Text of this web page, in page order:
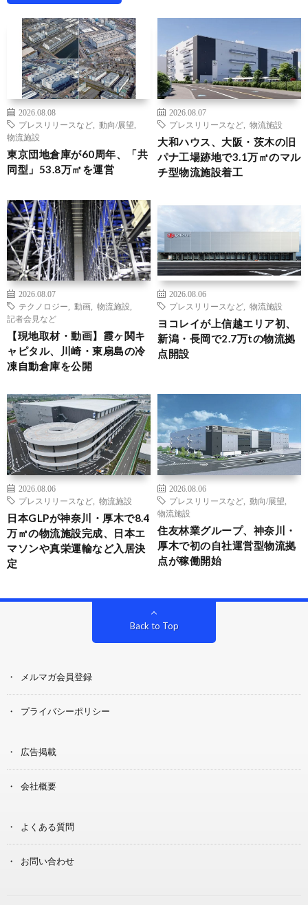
2026.08.08
プレスリリースなど
動向/展望
物流施設
東京団地倉庫が60周年、「共
同型」53.8万㎡を運営
2026.08.07
プレスリリースなど
物流施設
大和ハウス、大阪・茨木の旧
パナ工場跡地で3.1万㎡のマル
チ型物流施設着工
2026.08.07
テクノロジー
動画 物流施設
記者会見など
【現地取材・動画】霞ヶ関キ
ャピタル、川崎・東扇島の冷
凍自動倉庫を公開
2026.08.06
プレスリリースなど
物流施設
ヨコレイが上信越エリア初、
新潟・長岡で2.7万tの物流拠
点開設
2026.08.06
プレスリリースなど
物流施設
日本GLPが神奈川・厚木で8.4
万㎡の物流施設完成、日本エ
マソンや真栄運輸など入居決
定
2026.08.06
プレスリリースなど
動向/展望
物流施設
住友林業グループ、神奈川・
厚木で初の自社運営型物流拠
点が稼働開始
Back to Top
メルマガ会員登録
プライバシーポリシー
広告掲載
会社概要
よくある質問
お問い合わせ